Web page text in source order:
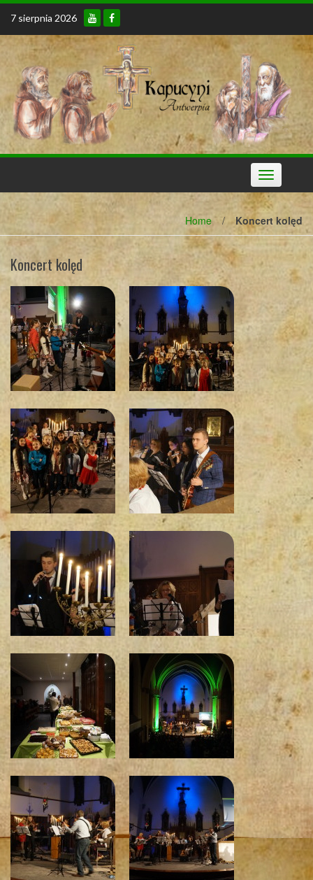
Skip
content
7 sierpnia 2026
Toggle
navigation
Home / Koncert kolęd
Koncert kolęd